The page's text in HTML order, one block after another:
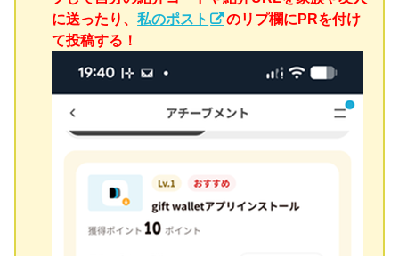
に送ったり、私のポスト
のリプ欄にPRを付け
て投稿する！